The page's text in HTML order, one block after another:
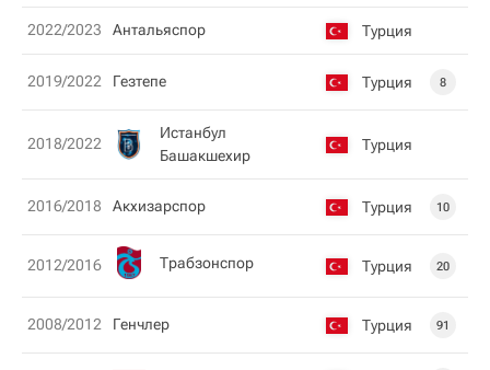
2022/2023 Антальяспор Турция
2019/2022 Гезтепе Турция 8
2018/2022
Истанбул
Башакшехир
Турция
2016/2018 Акхизарспор Турция 10
2012/2016 Трабзонспор Турция 20
2008/2012 Генчлер Турция 91